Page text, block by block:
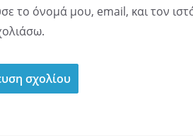
το όνομά μου, email, και τον